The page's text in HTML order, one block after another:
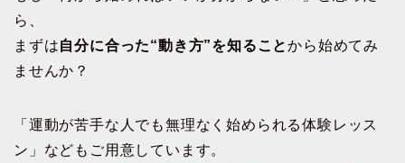
ら、
まずは自分に合った“動き方”を知ることから始めてみ
ませんか？
「運動が苦手な人でも無理なく始められる体験レッス
ン」などもご用意しています。